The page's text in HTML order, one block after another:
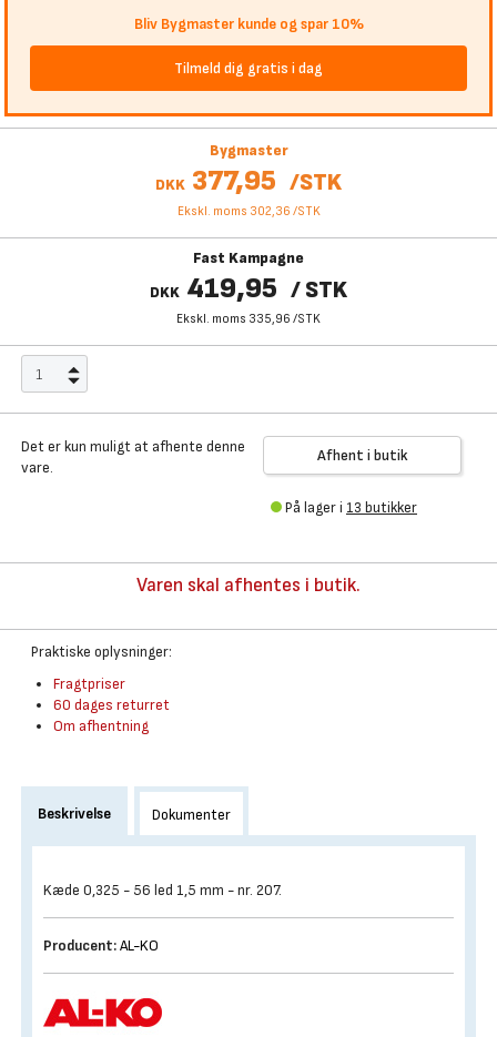
Bliv Bygmaster kunde og spar 10%
Tilmeld dig gratis i dag
Bygmaster
DKK 377,95 /STK
Ekskl. moms 302,36 /STK
Fast Kampagne
DKK 419,95 /STK
Ekskl. moms 335,96 /STK
Det er kun muligt at afhente denne
vare.
Afhent i butik
På lager i 13 butikker
Varen skal afhentes i butik.
Praktiske oplysninger:
Fragtpriser
60 dages returret
Om afhentning
Beskrivelse Dokumenter
Kæde 0,325 - 56 led 1,5 mm - nr. 207.
Producent:AL-KO